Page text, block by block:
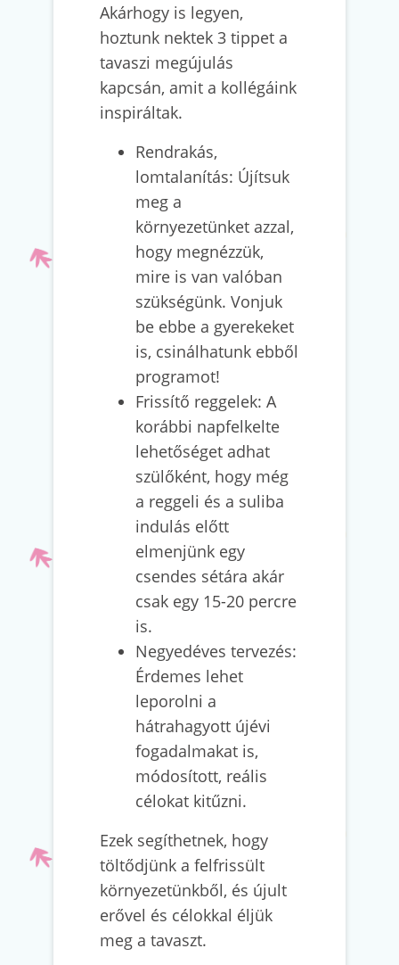
Akárhogy is legyen,
hoztunk nektek 3 tippet a
tavaszi megújulás
kapcsán, amit a kollégáink
inspiráltak.
Rendrakás,
lomtalanítás: Újítsuk
meg a
környezetünket azzal,
hogy megnézzük,
mire is van valóban
szükségünk. Vonjuk
be ebbe a gyerekeket
is, csinálhatunk ebből
programot!
Frissítő reggelek: A
korábbi napfelkelte
lehetőséget adhat
szülőként, hogy még
a reggeli és a suliba
indulás előtt
elmenjünk egy
csendes sétára akár
csak egy 15-20 percre
is.
Negyedéves tervezés:
Érdemes lehet
leporolni a
hátrahagyott újévi
fogadalmakat is,
módosított, reális
célokat kitűzni.
Ezek segíthetnek, hogy
töltődjünk a felfrissült
környezetünkből, és újult
erővel és célokkal éljük
meg a tavaszt.